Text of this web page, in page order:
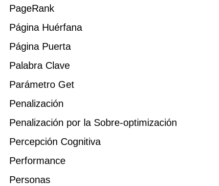
PageRank
Página Huérfana
Página Puerta
Palabra Clave
Parámetro Get
Penalización
Penalización por la Sobre-optimización
Percepción Cognitiva
Performance
Personas